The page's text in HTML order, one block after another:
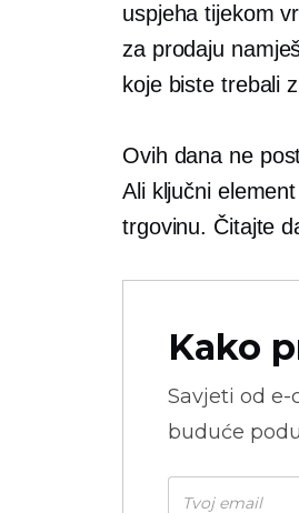
uspjeha tijekom
za prodaju
koje biste trebali
Ovih dana ne
Ali ključni
trgovinu. Čitajte
Kako
Savjeti od e-
buduće